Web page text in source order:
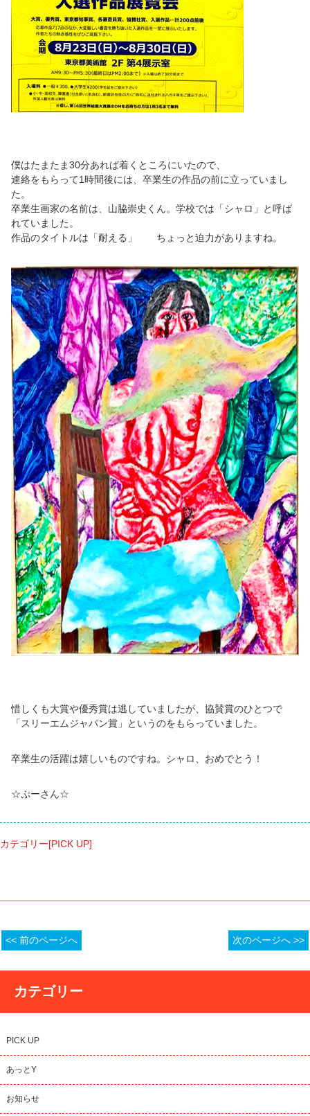
僕はたまたま30分あれば着くところにいたので、
連絡をもらって1時間後には、卒業生の作品の前に立っていまし
た。
卒業生画家の名前は、山脇崇史くん。学校では「シャロ」と呼ば
れていました。
作品のタイトルは「耐える」 ちょっと迫力がありますね。
惜しくも大賞や優秀賞は逃していましたが、協賛賞のひとつで
「スリーエムジャパン賞」というのをもらっていました。
卒業生の活躍は嬉しいものですね。シャロ、おめでとう！
☆ぷーさん☆
カテゴリー[PICK UP]
<< 前のページへ 次のページへ >>
カテゴリー
PICK UP
あっとY
お知らせ